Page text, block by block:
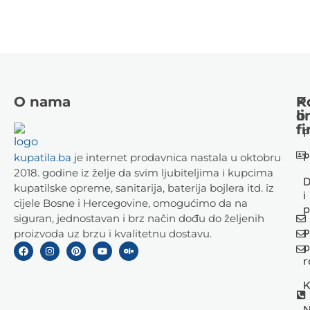
O nama
kupatila.ba je internet prodavnica nastala u oktobru
2018. godine iz želje da svim ljubiteljima i kupcima
kupatilske opreme, sanitarija, baterija bojlera itd. iz
cijele Bosne i Hercegovine, omogućimo da na
siguran, jednostavan i brz način dođu do željenih
proizvoda uz brzu i kvalitetnu dostavu.
i
o